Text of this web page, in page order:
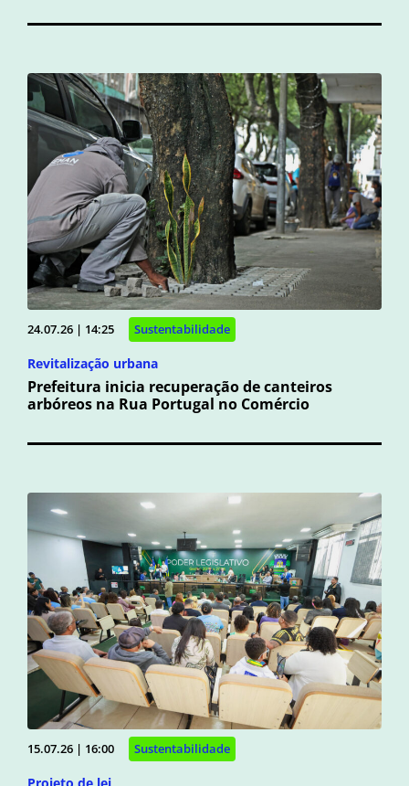
24.07.26 | 14:25 Sustentabilidade
Revitalização urbana
Prefeitura inicia recuperação de canteiros
arbóreos na Rua Portugal no Comércio
15.07.26 | 16:00 Sustentabilidade
Projeto de lei